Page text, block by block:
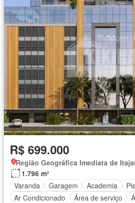
R$ 699.000
Região Geográfica Imediata de
1.796 m²
Varanda
Garagem Academia
Ar Condicionado
Área de serviço